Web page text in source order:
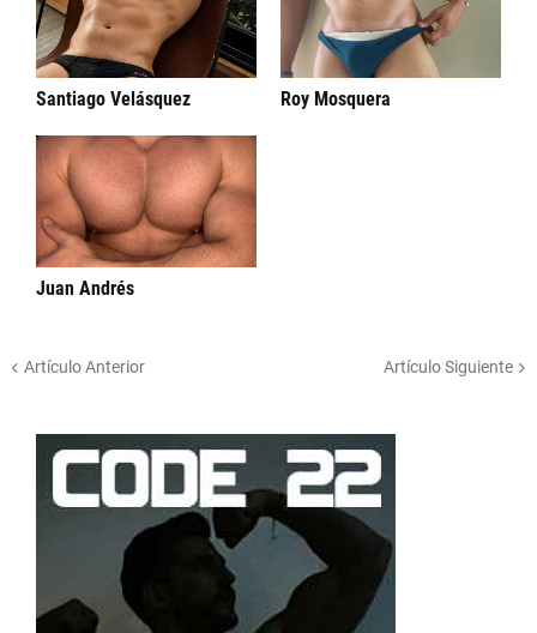
Santiago Velásquez Roy Mosquera
Juan Andrés
Artículo Anterior Artículo Siguiente